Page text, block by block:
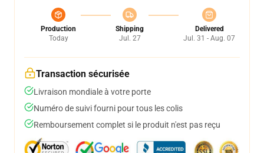
Production
Today
Shipping
Jul. 27
Delivered
Jul. 31 - Aug. 07
Transaction sécurisée
Livraison mondiale à votre porte
Numéro de suivi fourni pour tous les colis
Remboursement complet si le produit n'est pas reçu